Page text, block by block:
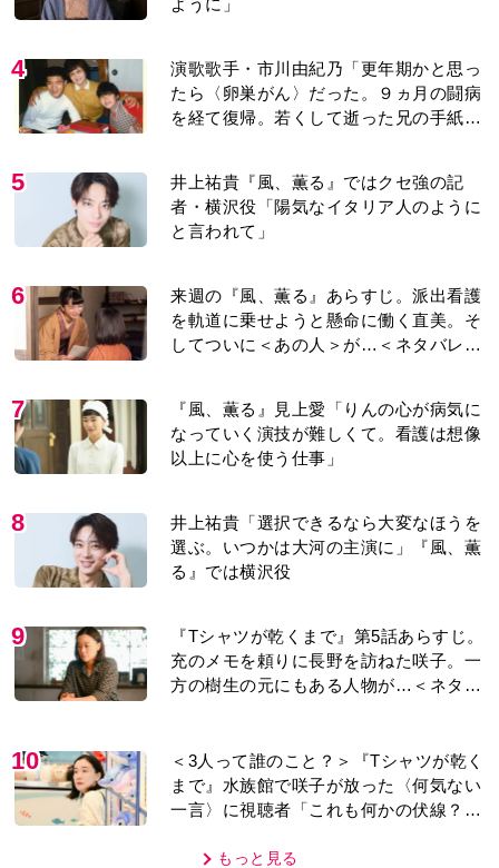
4
演歌歌手・市川由紀乃「更年期かと思っ
たら〈卵巣がん〉だった。９ヵ月の闘病
を経て復帰。若くして逝った兄の手紙を
5
井上祐貴『風、薫る』ではクセ強の記
者・横沢役「陽気なイタリア人のように
と言われて」
6
来週の『風、薫る』あらすじ。派出看護
を軌道に乗せようと懸命に働く直美。そ
してついに＜あの人＞が…＜ネタバレあ
7
『風、薫る』見上愛「りんの心が病気に
なっていく演技が難しくて。看護は想像
以上に心を使う仕事」
8
井上祐貴「選択できるなら大変なほうを
選ぶ。いつかは大河の主演に」『風、薫
る』では横沢役
9
『Tシャツが乾くまで』第5話あらすじ。
充のメモを頼りに長野を訪ねた咲子。一
方の樹生の元にもある人物が…＜ネタバ
10
＜3人って誰のこと？＞『Tシャツが乾く
まで』水族館で咲子が放った〈何気ない
一言〉に視聴者「これも何かの伏線？」
もっと見る